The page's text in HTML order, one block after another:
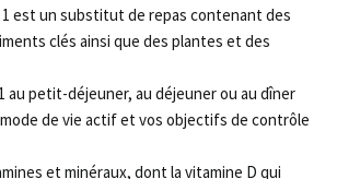
1 est un substitut de repas contenant des
clés ainsi que des plantes et des
au petit-déjeuner, au déjeuner ou au dîner
de vie actif et vos objectifs de contrôle
et minéraux, dont la vitamine D qui